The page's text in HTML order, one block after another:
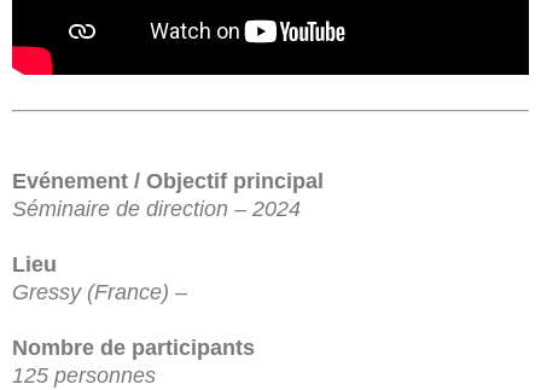
Evénement / Objectif principal
Séminaire de direction – 2024
Lieu
Gressy (France) –
Nombre de participants
125 personnes